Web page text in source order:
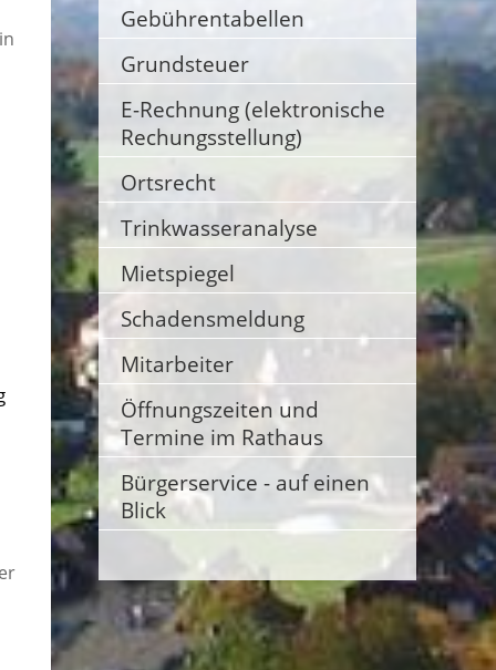
Gebührentabellen
Grundsteuer
E-Rechnung (elektronische
Rechungsstellung)
Ortsrecht
Trinkwasseranalyse
Mietspiegel
Schadensmeldung
Mitarbeiter
Öffnungszeiten und
Termine im Rathaus
Bürgerservice - auf einen
Blick